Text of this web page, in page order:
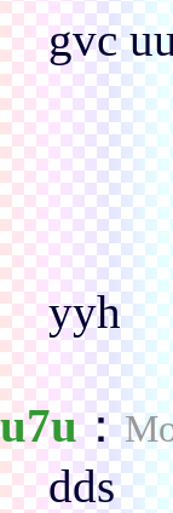
gvc
yyh
u7u：
dds